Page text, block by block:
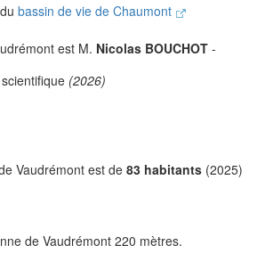
bassin de vie de Chaumont
est M. Nicolas BOUCHOT -
(2026)
Vaudrémont est de 83 habitants (2025)
de Vaudrémont 220 mètres.